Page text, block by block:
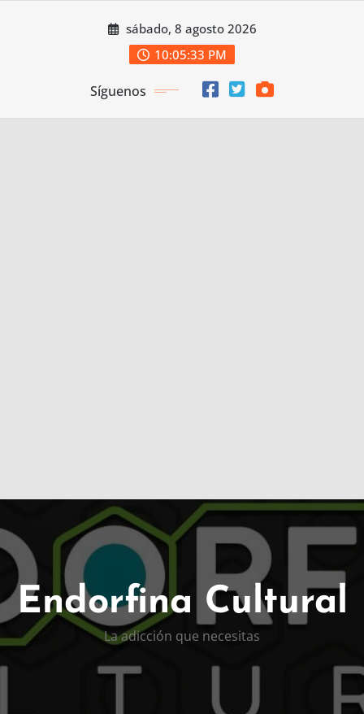
sábado, 8 agosto 2026
10:05:33 PM
Síguenos
Endorfina Cultural
La adicción que necesitas